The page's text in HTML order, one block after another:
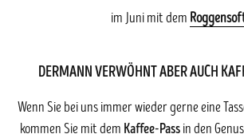
im Juni mit dem
DERMANN VERWÖHNT ABER AUCH
Wenn Sie bei uns immer wieder gerne eine
kommen Sie mit dem Kaffee-Passin den